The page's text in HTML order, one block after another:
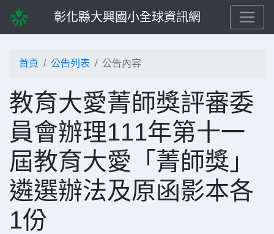
彰化縣大興國小全球資訊網
首頁 公告列表 公告內容
教育大愛菁師獎評審委
員會辦理111年第十一
屆教育大愛「菁師獎」
遴選辦法及原函影本各
1份